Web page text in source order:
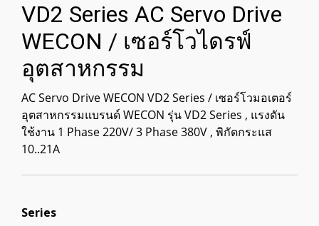
VD2 Series AC Servo Drive
WECON / เซอร์โวไดรฟ์
อุตสาหกรรม
AC Servo Drive WECON VD2 Series / เซอร์โวมอเตอร์
อุตสาหกรรมแบรนด์ WECON รุ่น VD2 Series , แรงดัน
ใช้งาน 1 Phase 220V/ 3 Phase 380V , พิกัดกระแส
10..21A
Series